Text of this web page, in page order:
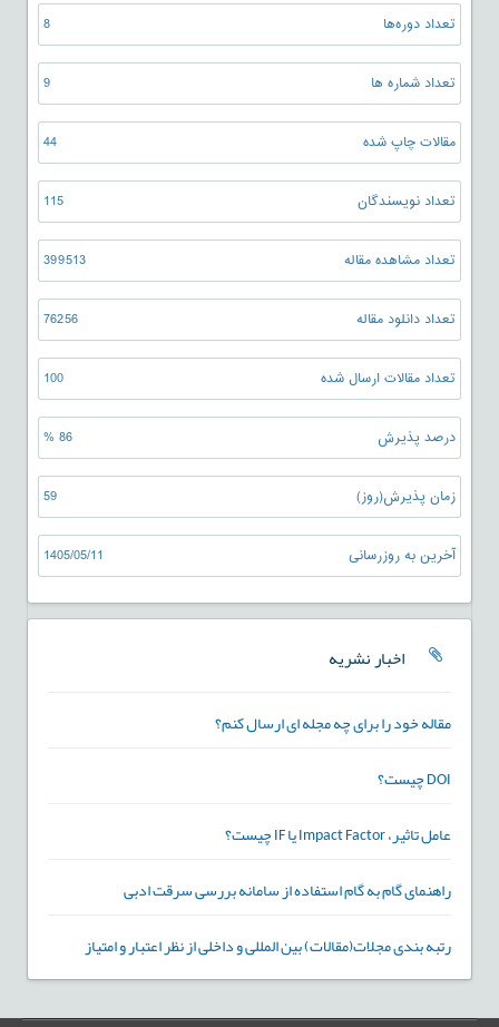
تعداد دوره‌ها 8
تعداد شماره ها 9
مقالات چاپ شده 44
تعداد نویسندگان 115
تعداد مشاهده مقاله 399513
تعداد دانلود مقاله 76256
تعداد مقالات ارسال شده 100
درصد پذیرش 86 %
زمان پذیرش(روز) 59
آخرین به روزرسانی 1405/05/11
اخبار نشریه
مقاله خود را برای چه مجله ای ارسال کنم؟
DOI چیست؟
عامل تاثیر، Impact Factor یا IF چیست؟
راهنمای گام به گام استفاده از سامانه بررسی سرقت ادبی
رتبه بندی مجلات(مقالات) بین المللی و داخلی از نظر اعتبار و امتیاز